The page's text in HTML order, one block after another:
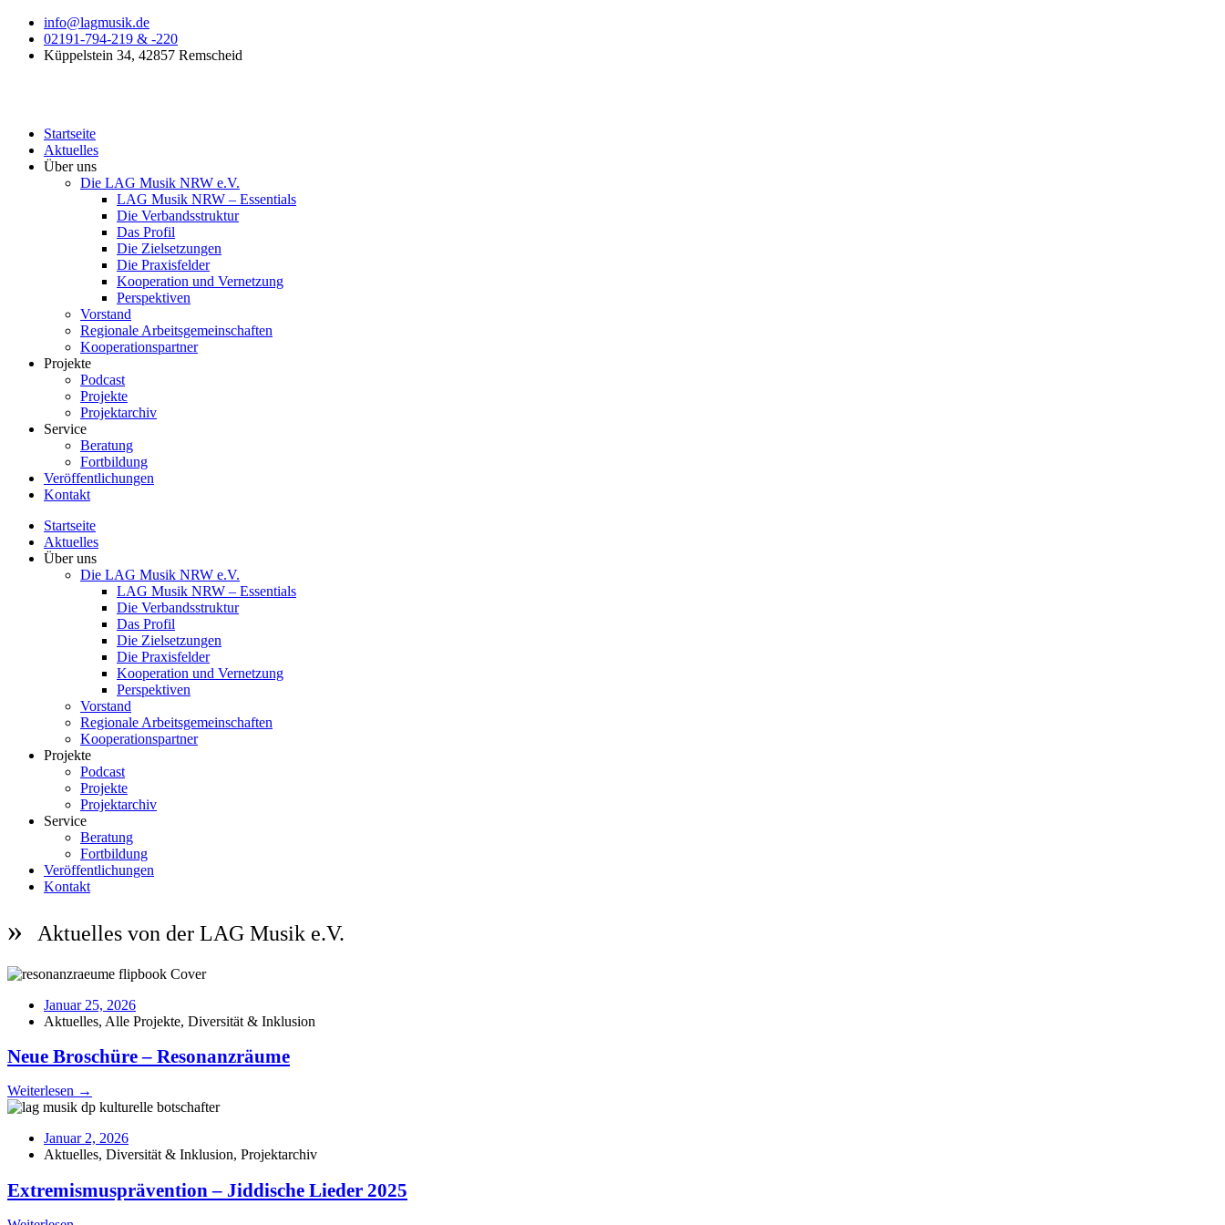
Zum
Inhalt
springen
info@lagmusik.de
02191-794-219 & -220
Küppelstein 34, 42857 Remscheid
Startseite
Aktuelles
Über uns
Die LAG Musik NRW e.V.
LAG Musik NRW – Essentials
Die Verbandsstruktur
Das Profil
Die Zielsetzungen
Die Praxisfelder
Kooperation und Vernetzung
Perspektiven
Vorstand​
Regionale Arbeitsgemeinschaften
Kooperationspartner
Projekte
Podcast
Projekte
Projektarchiv
Service
Beratung
Fortbildung
Veröffentlichungen
Kontakt
Startseite
Aktuelles
Über uns
Die LAG Musik NRW e.V.
LAG Musik NRW – Essentials
Die Verbandsstruktur
Das Profil
Die Zielsetzungen
Die Praxisfelder
Kooperation und Vernetzung
Perspektiven
Vorstand​
Regionale Arbeitsgemeinschaften
Kooperationspartner
Projekte
Podcast
Projekte
Projektarchiv
Service
Beratung
Fortbildung
Veröffentlichungen
Kontakt
Aktuelles von der LAG Musik e.V.
Januar 25, 2026
Aktuelles, Alle Projekte, Diversität & Inklusion
Neue Broschüre – Resonanzräume
Weiterlesen →
Januar 2, 2026
Aktuelles, Diversität & Inklusion, Projektarchiv
Extremismusprävention – Jiddische Lieder 2025